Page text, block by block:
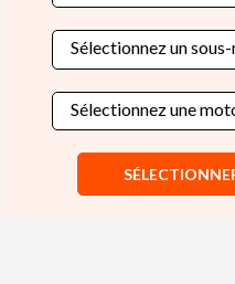
Sélectionnez un
Sélectionnez une